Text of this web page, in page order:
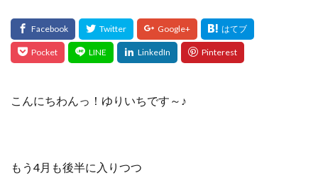
こんにちわんっ！ゆりいちです～♪
もう4月も後半に入りつつ